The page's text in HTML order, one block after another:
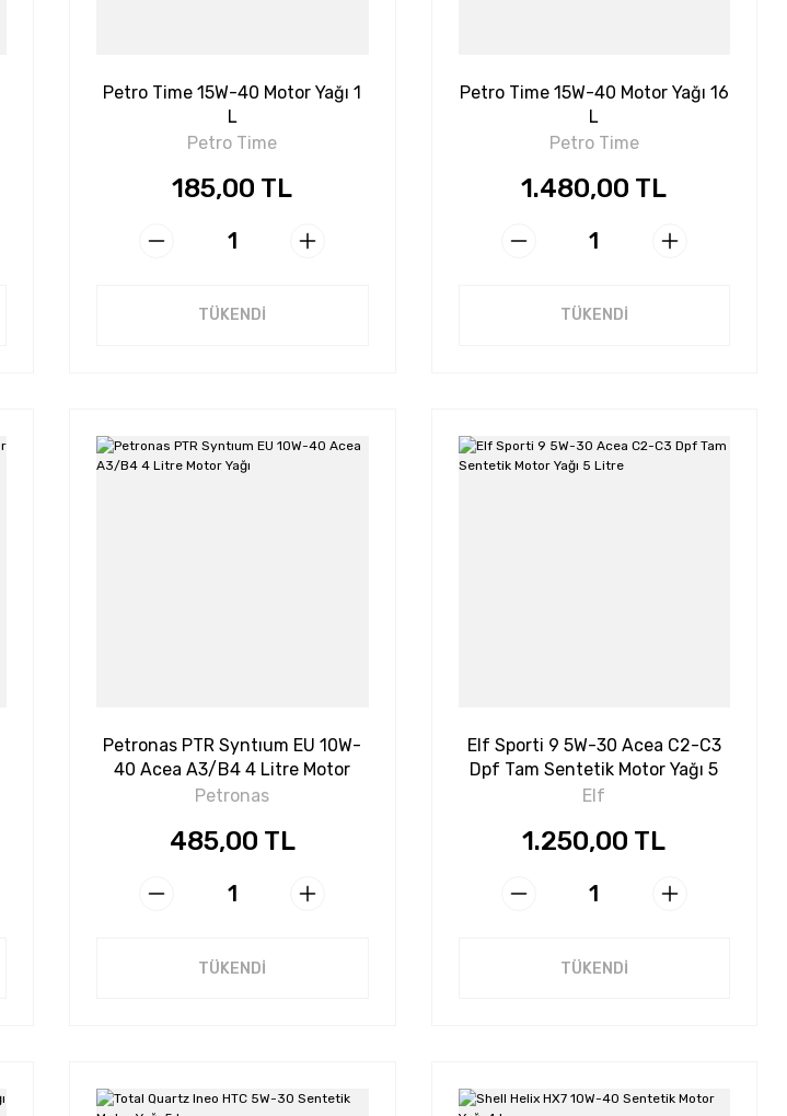
Petro Time 15W-40 Motor Yağı 1
L
Petro Time
185,00 TL
TÜKENDİ
Petro Time 15W-40 Motor Yağı 16
L
Petro Time
1.480,00 TL
TÜKENDİ
Petronas PTR Syntıum EU 10W-
40 Acea A3/B4 4 Litre Motor
Yağı
Petronas
485,00 TL
TÜKENDİ
Elf Sporti 9 5W-30 Acea C2-C3
Dpf Tam Sentetik Motor Yağı 5
Litre
Elf
1.250,00 TL
TÜKENDİ